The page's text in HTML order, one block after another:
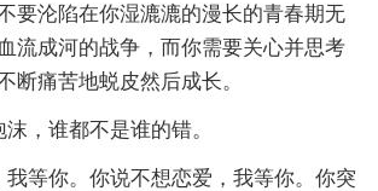
要沦陷在你湿漉漉的漫长的青春期无
流成河的战争，而你需要关心并思考
断痛苦地蜕皮然后成长。
谁都不是谁的错。
等你。你说不想恋爱，我等你。你突